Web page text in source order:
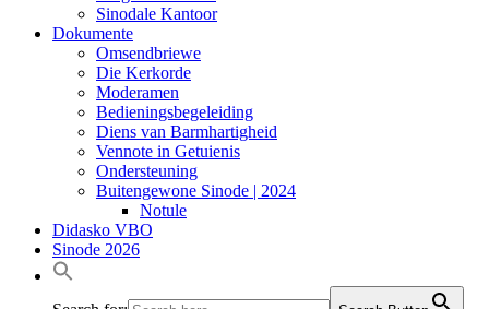
Sinodale Kantoor
Dokumente
Omsendbriewe
Die Kerkorde
Moderamen
Bedieningsbegeleiding
Diens van Barmhartigheid
Vennote in Getuienis
Ondersteuning
Buitengewone Sinode | 2024
Notule
Didasko VBO
Sinode 2026